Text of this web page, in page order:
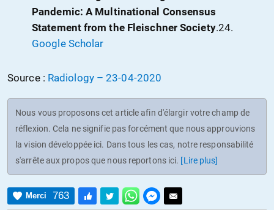
Pandemic: A Multinational Consensus
Statement from the Fleischner Society.24.
Google Scholar
Source : Radiology – 23-04-2020
Nous vous proposons cet article afin d'élargir votre champ de
réflexion. Cela ne signifie pas forcément que nous approuvions
la vision développée ici. Dans tous les cas, notre responsabilité
s'arrête aux propos que nous reportons ici. [Lire plus]
Merci 763